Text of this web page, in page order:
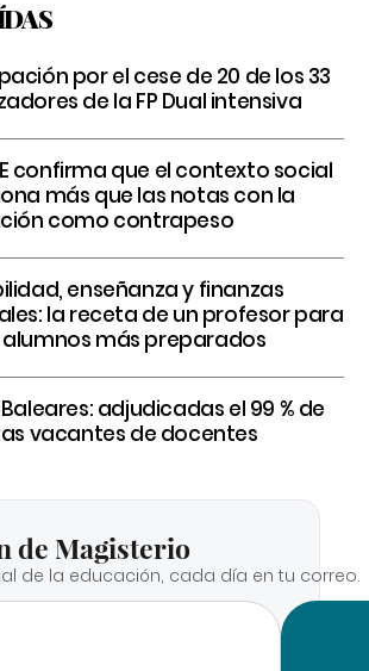
por el cese de 20 de los 33
de la FP Dual intensiva
confirma que el contexto social
más que las notas con la
como contrapeso
enseñanza y finanzas
la receta de un profesor para
más preparados
adjudicadas el 99 % de
vacantes de docentes
de Magisterio
de la educación, cada día en tu correo.